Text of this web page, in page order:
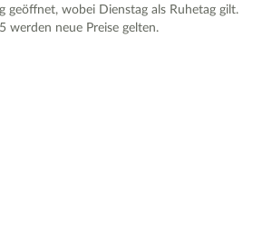
geöffnet, wobei Dienstag als Ruhetag gilt.
werden neue Preise gelten.